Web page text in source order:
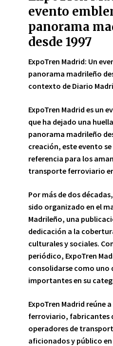
evento
panorama
desde 1997
ExpoTren Madrid: Un
panorama madrileño
contexto de Diario
ExpoTren Madrid es un
que ha dejado una
panorama madrileño
creación, este evento
referencia para los
transporte ferroviario
Por más de dos
sido organizado en el
Madrileño, una
dedicación a la
culturales y sociales.
periódico, ExpoTren
consolidarse como uno
importantes en su
ExpoTren Madrid reúne
ferroviario, fabricantes
operadores de
aficionados y público